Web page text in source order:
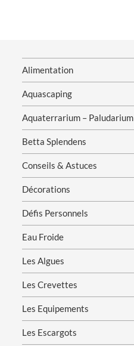
Alimentation
Aquascaping
Aquaterrarium – Paludarium
Betta Splendens
Conseils & Astuces
Décorations
Défis Personnels
Eau Froide
Les Algues
Les Crevettes
Les Equipements
Les Escargots